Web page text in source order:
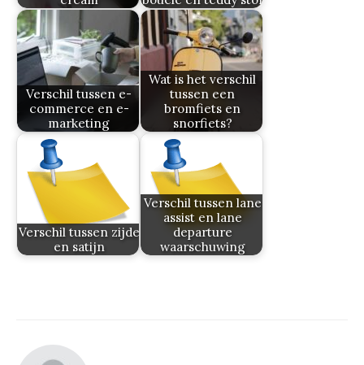
Verschil tussen e-
commerce en e-
marketing
Wat is het verschil
tussen een
bromfiets en
snorfiets?
Verschil tussen zijde
en satijn
Verschil tussen lane
assist en lane
departure
waarschuwing